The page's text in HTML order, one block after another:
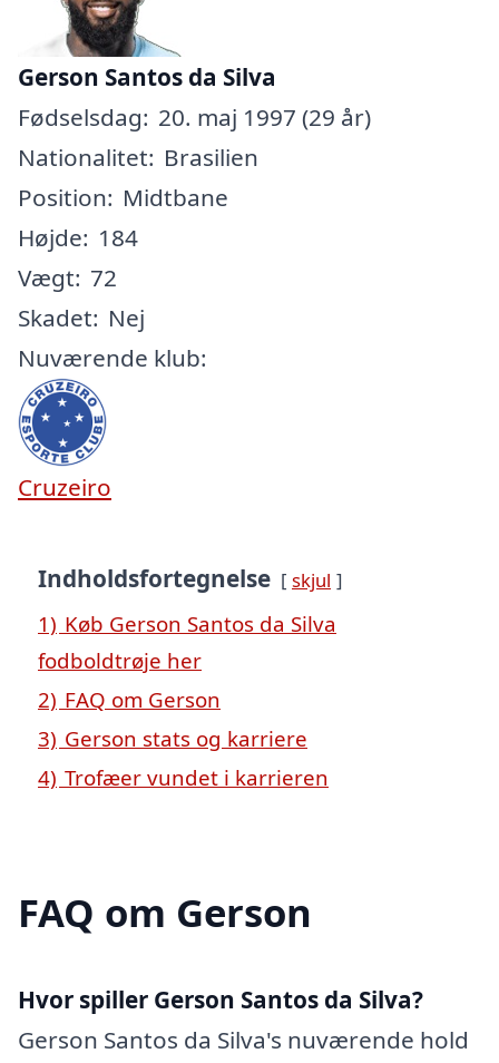
Gerson Santos da Silva
Fødselsdag: 20. maj 1997 (29 år)
Nationalitet: Brasilien
Position: Midtbane
Højde: 184
Vægt: 72
Skadet: Nej
Nuværende klub:
Cruzeiro
Indholdsfortegnelse skjul
1) Køb Gerson Santos da Silva
fodboldtrøje her
2) FAQ om Gerson
3) Gerson stats og karriere
4) Trofæer vundet i karrieren
FAQ om Gerson
Hvor spiller Gerson Santos da Silva?
Gerson Santos da Silva's nuværende hold